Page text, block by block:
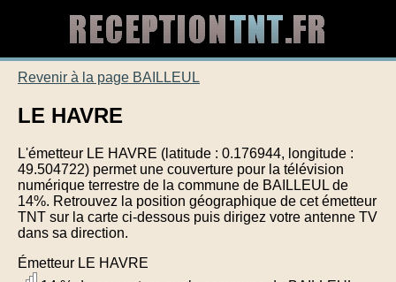
Revenir à la page BAILLEUL
LE HAVRE
L'émetteur LE HAVRE (latitude : 0.176944, longitude :
49.504722) permet une couverture pour la télévision
numérique terrestre de la commune de BAILLEUL de
14%. Retrouvez la position géographique de cet émetteur
TNT sur la carte ci-dessous puis dirigez votre antenne TV
dans sa direction.
Émetteur LE HAVRE